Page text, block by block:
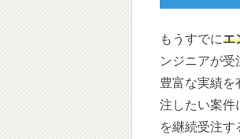
もうすでにエ
ンジニアが受
豊富な実績を
注したい案件
を継続受注す